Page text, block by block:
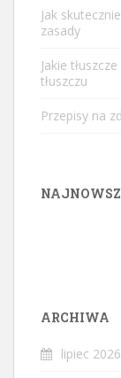
Jak
zasady
Jakie
tłuszczu
Przepisy na
ARCHIWA
lipiec 2026